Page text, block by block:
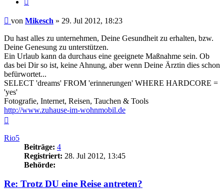
Beitrag
von Mikesch » 29. Jul 2012, 18:23
Du hast alles zu unternehmen, Deine Gesundheit zu erhalten, bzw.
Deine Genesung zu unterstützen.
Ein Urlaub kann da durchaus eine geeignete Maßnahme sein. Ob
das bei Dir so ist, keine Ahnung, aber wenn Deine Ärztin dies schon
befürwortet...
SELECT 'dreams' FROM 'erinnerungen' WHERE HARDCORE =
'yes'
Fotografie, Internet, Reisen, Tauchen & Tools
http://www.zuhause-im-wohnmobil.de
Rio5
Beiträge: 4
Registriert: 28. Jul 2012, 13:45
Behörde:
Re: Trotz DU eine Reise antreten?